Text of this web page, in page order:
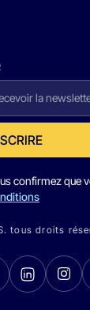
confirmez que
tous droits